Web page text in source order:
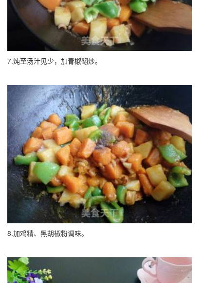
7.炖至汤汁见少，加青椒翻炒。
8.加鸡精、黑胡椒粉调味。